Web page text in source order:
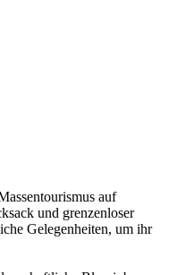
auf
und grenzenloser
Gelegenheiten, um ihr